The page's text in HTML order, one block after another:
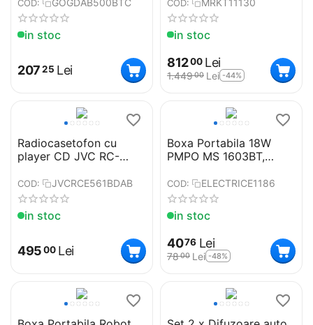
baterie 2000 mAh
COD: GOGDAB500BTC
in stoc
20725 Lei
COD: MRKT11130
in stoc
81200 Lei
1.44900 Lei -44%
Radiocasetofon cu
player CD JVC RC-
RMS,
Bluetooth/USB/MP3,
AUX IN, DAB+/Tuner
FM, negru
COD: JVCRCE561BDAB
in stoc
49500 Lei
Boxa Portabila 18W
PMPO MS 1603BT,
COD: ELECTRICE1186
in stoc
4076 Lei
7800 Lei -48%